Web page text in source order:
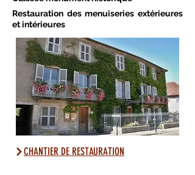
Restauration des menuiseries extérieures
et intérieures
CHANTIER DE RESTAURATION